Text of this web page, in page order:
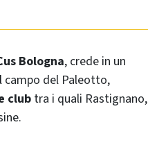
Bologna, crede in un
campo del Paleotto,
clubtra i quali Rastignano,